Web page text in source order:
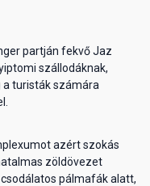
partján fekvő Jaz
szállodáknak,
a turisták számára
azért szokás
zöldövezet
pálmafák alatt,